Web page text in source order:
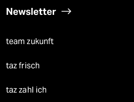
Newsletter
team zukunft
taz frisch
taz zahl ich